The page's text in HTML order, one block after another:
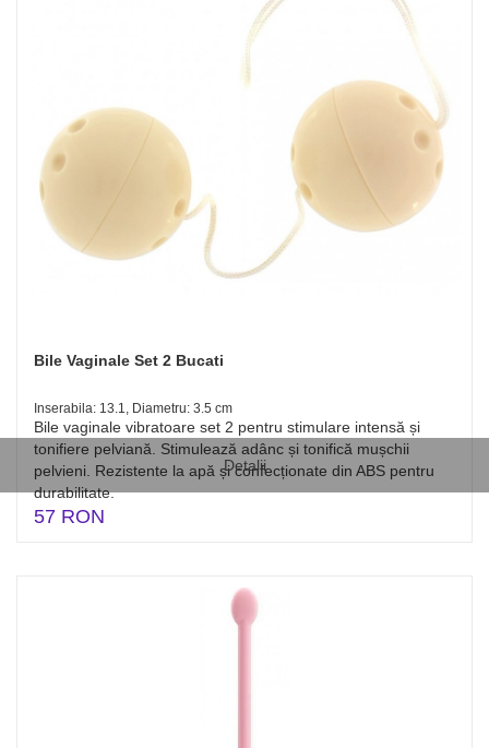
Detalii
Bile Vaginale Set 2 Bucati
Inserabila: 13.1, Diametru: 3.5 cm
Bile vaginale vibratoare set 2 pentru stimulare intensă și
tonifiere pelviană. Stimulează adânc și tonifică mușchii
pelvieni. Rezistente la apă și confecționate din ABS pentru
durabilitate.
57 RON